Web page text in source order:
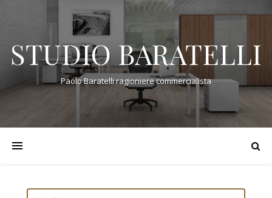
STUDIO BARATELLI
Paolo Baratelli ragioniere commercialista